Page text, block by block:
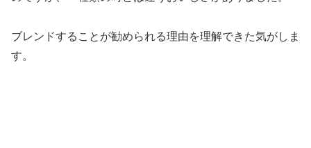
ブレンドすることが勧められる理由を理解できた気がしま
す。